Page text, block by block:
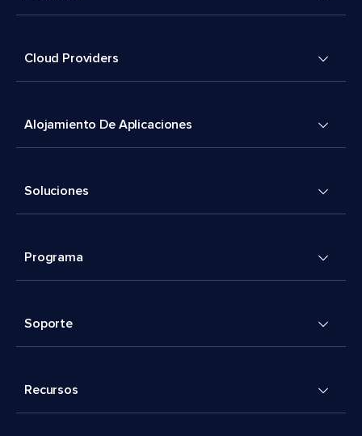
Cloud Providers
Alojamiento De Aplicaciones
Soluciones
Programa
Soporte
Recursos